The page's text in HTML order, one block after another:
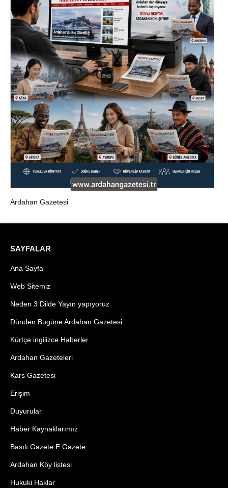
Ardahan Gazetesi
SAYFALAR
Ana Sayfa
Web Sitemiz
Neden 3 Dilde Yayın yapıyoruz
Dünden Bugüne Ardahan Gazetesi
Kürtçe ingilizce Haberler
Ardahan Gazeteleri
Kars Gazetesi
Erişim
Duyurular
Haber Kaynaklarımız
Basılı Gazete E Gazete
Ardahan Köy listesi
Hukuki Haklar